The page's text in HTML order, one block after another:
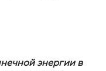
энергии в